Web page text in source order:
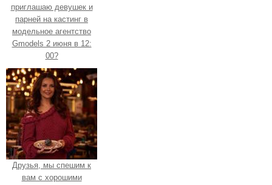
приглашаю девушек и
парней на кастинг в
модельное агентство
Gmodels 2 июня в 12:
00?
Друзья, мы спешим к
вам с хорошими